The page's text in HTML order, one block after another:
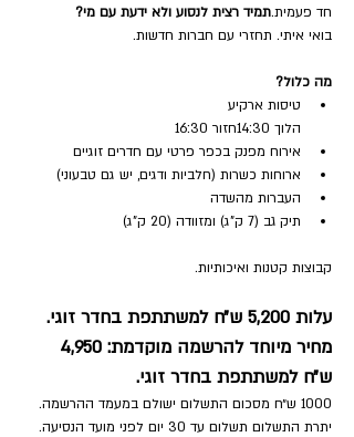
חד פעמית.תמיד רצית לנסוע ולא ידעת עם מי?
בואי איתי. תחזרי עם חברות חדשות.
מה כלול?
טיסות ארקיע
הלוך 14:30חזור 16:30
אירוח מפנק בכפר פרטי עם חדרים זוגיים
ארוחות כשרות (חלביות ודגים, יש גם טבעוני)
העברות מהשדה
תיק גב (7 ק"ג) ומזוודה (20 ק"ג)
קבוצות קטנות ואיכותיות.
עלות 5,200 ש״ח למשתתפת בחדר זוגי.
ש״ח למשתתפת בחדר זוגי.
1000 ש״ח מסכום התשלום ישולם במעמד ההרשמה.
יתרת התשלום תשלום עד 30 יום לפני מועד הנסיעה.